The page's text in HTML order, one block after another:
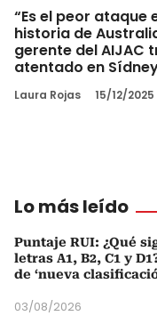
“Es el peor ataque
historia de
gerente del AIJAC
atentado en
Laura Rojas 15/12/2025
Lo más leído
Puntaje RUI: ¿Qué
letras A1, B2, C1 y
de ‘nueva
03/08/2026